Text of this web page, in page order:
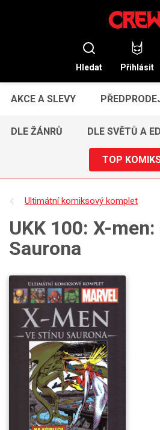
Hledat Přihlásit
AKCE A SLEVY
DLE ŽÁNRŮ DLE SVĚTŮ A
TOP
Ultimátní komiksový komplet
UKK 100: X-
Saurona